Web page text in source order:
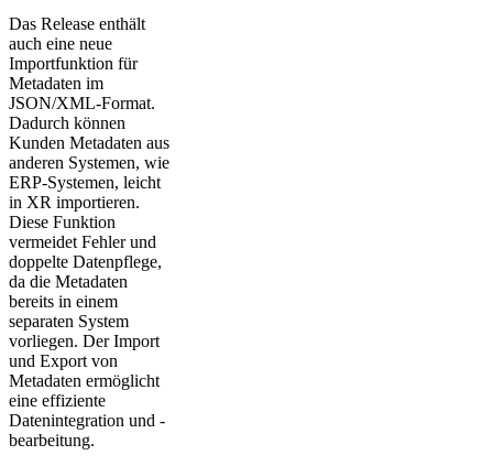
Das Release enthält
auch eine neue
Importfunktion für
Metadaten im
JSON/XML-Format.
Dadurch können
Kunden Metadaten aus
anderen Systemen, wie
ERP-Systemen, leicht
in XR importieren.
Diese Funktion
vermeidet Fehler und
doppelte Datenpflege,
da die Metadaten
bereits in einem
separaten System
vorliegen. Der Import
und Export von
Metadaten ermöglicht
eine effiziente
Datenintegration und -
bearbeitung.